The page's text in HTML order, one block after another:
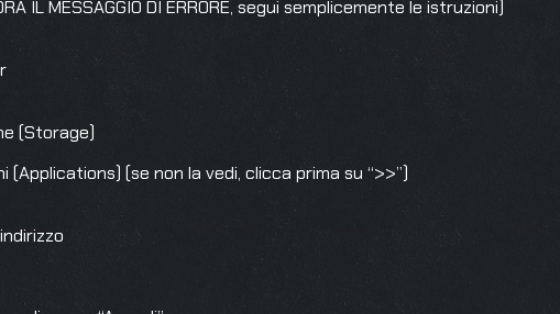
IL MESSAGGIO DI ERRORE, segui semplicemente le istruzioni)
(Storage)
(se non la vedi, clicca prima su “>>”)